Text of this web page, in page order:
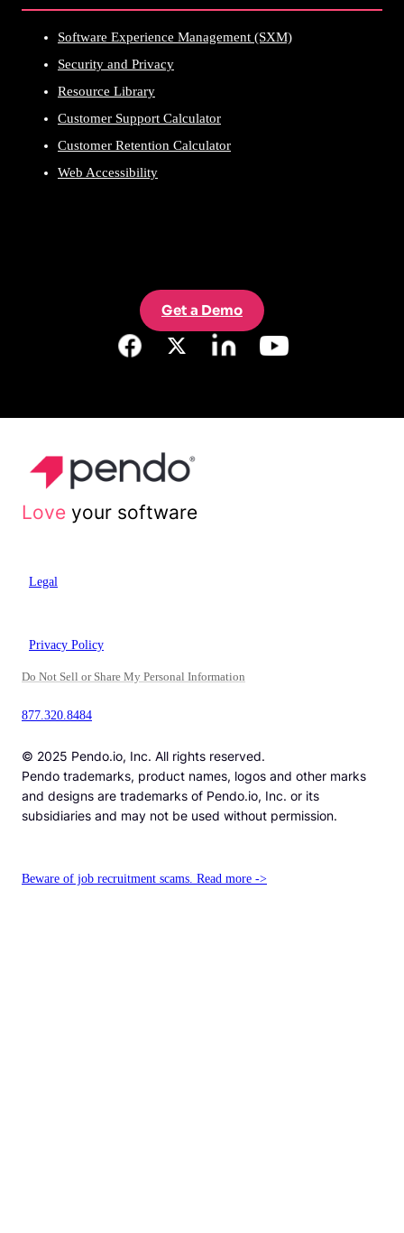
Software Experience Management (SXM)
Security and Privacy
Resource Library
Customer Support Calculator
Customer Retention Calculator
Web Accessibility
Get a Demo
Love your software
Legal
Privacy Policy
Do Not Sell or Share My Personal Information
877.320.8484
© 2025 Pendo.io, Inc. All rights reserved.
Pendo trademarks, product names, logos and other marks
and designs are trademarks of Pendo.io, Inc. or its
subsidiaries and may not be used without permission.
Beware of job recruitment scams. Read more ->